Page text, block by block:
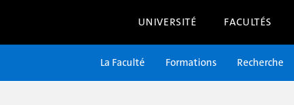
UNIVERSITÉ FACULTÉS
La Faculté Formations Recherche